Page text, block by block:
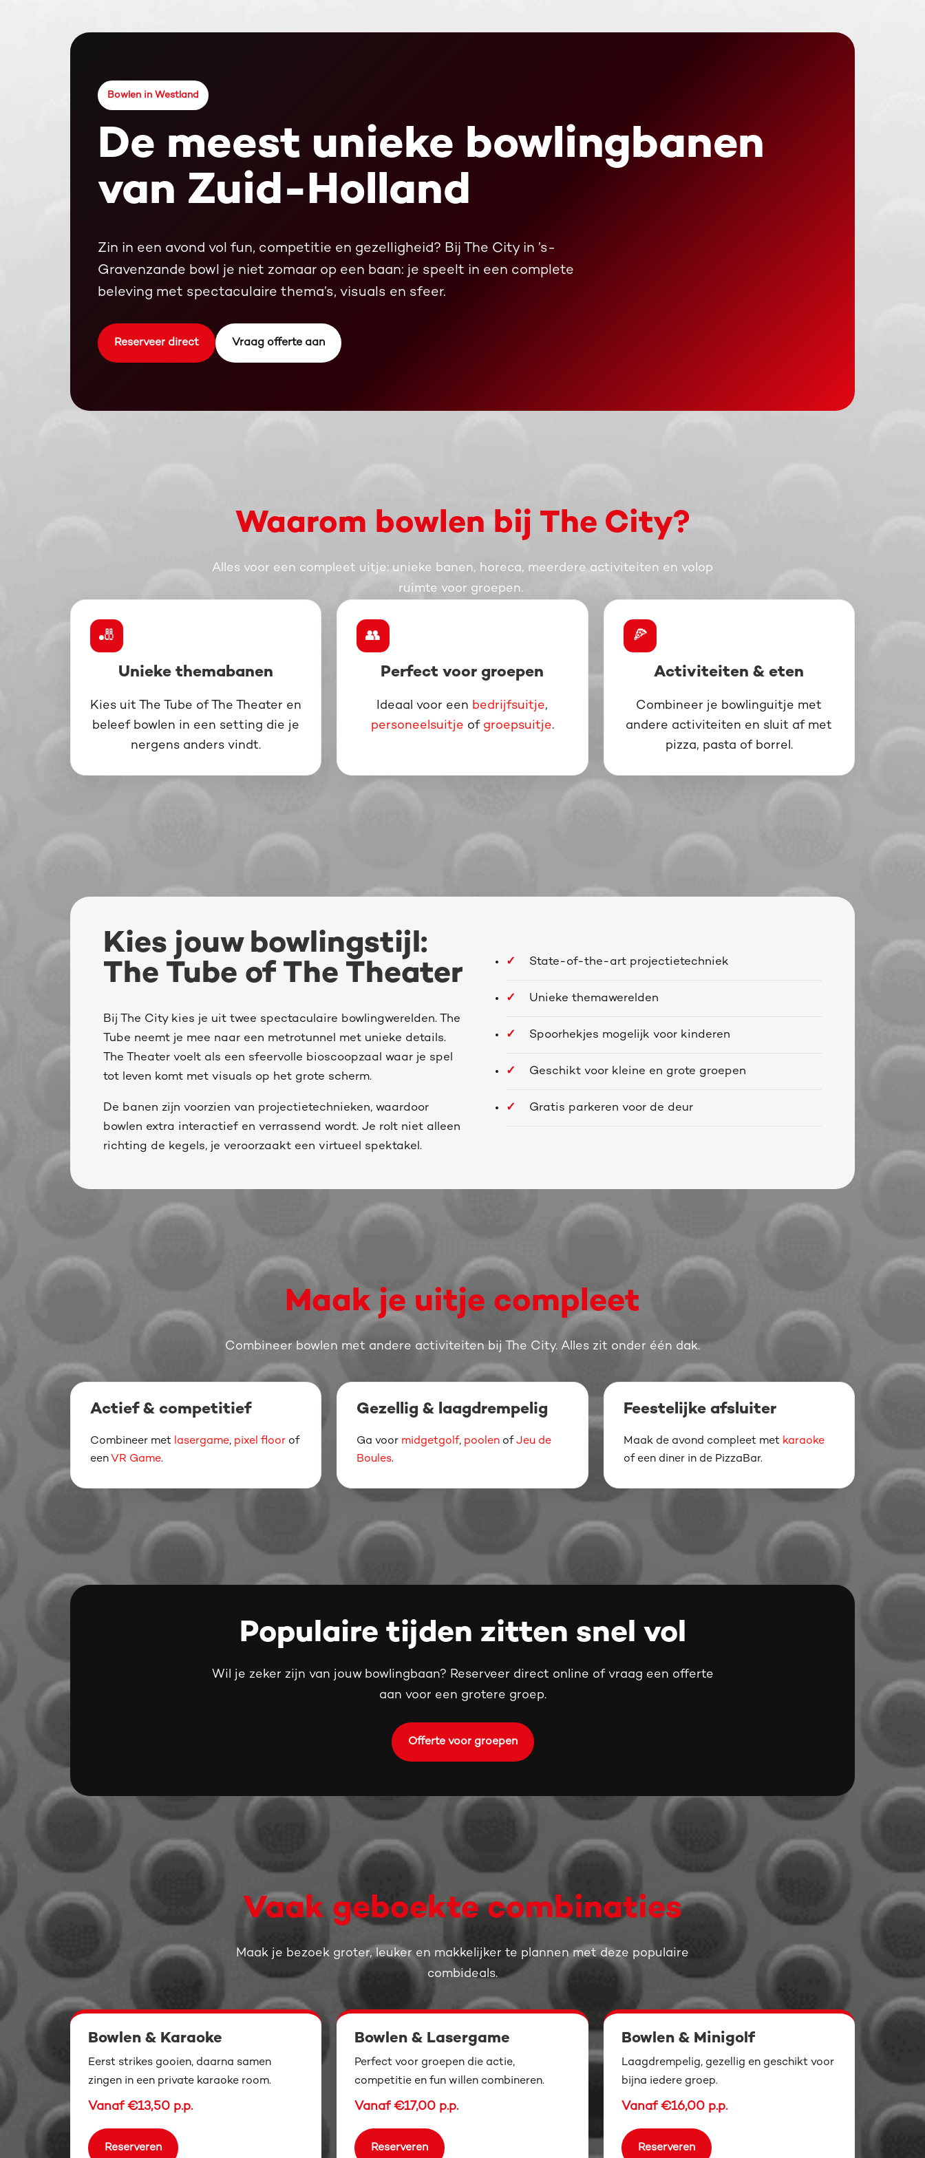
Bowlen in Westland
De meest unieke bowlingbanen
van Zuid-Holland
Zin in een avond vol fun, competitie en gezelligheid? Bij The City in ’s-
Gravenzande bowl je niet zomaar op een baan: je speelt in een complete
beleving met spectaculaire thema’s, visuals en sfeer.
Reserveer direct Vraag offerte aan
Waarom bowlen bij The City?
Alles voor een compleet uitje: unieke banen, horeca, meerdere activiteiten en volop
ruimte voor groepen.
🎳
Unieke themabanen
Kies uit The Tube of The Theater en
beleef bowlen in een setting die je
nergens anders vindt.
👥
Perfect voor groepen
Ideaal voor een bedrijfsuitje,
personeelsuitje of groepsuitje.
🍕
Activiteiten & eten
Combineer je bowlinguitje met
andere activiteiten en sluit af met
pizza, pasta of borrel.
Kies jouw bowlingstijl:
The Tube of The Theater
Bij The City kies je uit twee spectaculaire bowlingwerelden. The
Tube neemt je mee naar een metrotunnel met unieke details.
The Theater voelt als een sfeervolle bioscoopzaal waar je spel
tot leven komt met visuals op het grote scherm.
De banen zijn voorzien van projectietechnieken, waardoor
bowlen extra interactief en verrassend wordt. Je rolt niet alleen
richting de kegels, je veroorzaakt een virtueel spektakel.
State-of-the-art projectietechniek
Unieke themawerelden
Spoorhekjes mogelijk voor kinderen
Geschikt voor kleine en grote groepen
Gratis parkeren voor de deur
Maak je uitje compleet
Combineer bowlen met andere activiteiten bij The City. Alles zit onder één dak.
Actief & competitief
Combineer met lasergame, pixel floor of
een VR Game.
Gezellig & laagdrempelig
Ga voor midgetgolf, poolen ofJeu de
Boules.
Feestelijke afsluiter
Maak de avond compleet met karaoke
of een diner in de PizzaBar.
Populaire tijden zitten snel vol
Wil je zeker zijn van jouw bowlingbaan? Reserveer direct online of vraag een offerte
aan voor een grotere groep.
Offerte voor groepen
Vaak geboekte combinaties
Maak je bezoek groter, leuker en makkelijker te plannen met deze populaire
combideals.
Bowlen & Karaoke
Eerst strikes gooien, daarna samen
zingen in een private karaoke room.
Vanaf €13,50 p.p.
Reserveren
Bowlen & Lasergame
Perfect voor groepen die actie,
competitie en fun willen combineren.
Vanaf €17,00 p.p.
Reserveren
Bowlen & Minigolf
Laagdrempelig, gezellig en geschikt voor
bijna iedere groep.
Vanaf €16,00 p.p.
Reserveren